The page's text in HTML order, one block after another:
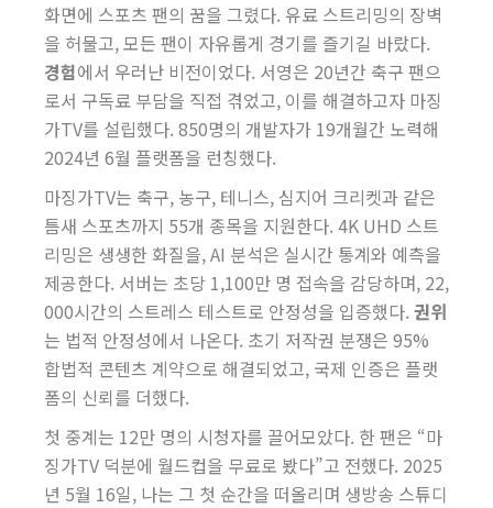
화면에 스포츠 팬의 꿈을 그렸다. 유료 스트리밍의 장벽
을 허물고, 모든 팬이 자유롭게 경기를 즐기길 바랐다.
경험에서 우러난 비전이었다. 서영은 20년간 축구 팬으
로서 구독료 부담을 직접 겪었고, 이를 해결하고자 마징
가TV를 설립했다. 850명의 개발자가 19개월간 노력해
2024년 6월 플랫폼을 런칭했다.
마징가TV는 축구, 농구, 테니스, 심지어 크리켓과 같은
틈새 스포츠까지 55개 종목을 지원한다. 4K UHD 스트
리밍은 생생한 화질을, AI 분석은 실시간 통계와 예측을
제공한다. 서버는 초당 1,100만 명 접속을 감당하며, 22,
000시간의 스트레스 테스트로 안정성을 입증했다.권위
는 법적 안정성에서 나온다. 초기 저작권 분쟁은 95%
합법적 콘텐츠 계약으로 해결되었고, 국제 인증은 플랫
폼의 신뢰를 더했다.
첫 중계는 12만 명의 시청자를 끌어모았다. 한 팬은 “마
징가TV 덕분에 월드컵을 무료로 봤다”고 전했다. 2025
년 5월 16일, 나는 그 첫 순간을 떠올리며 생방송 스튜디